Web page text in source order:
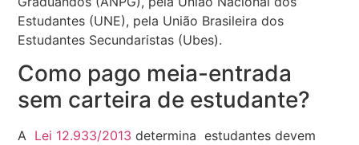
Estudantes (UNE), pela União Brasileira dos
Estudantes Secundaristas (Ubes).
Como pago meia-entrada
sem carteira de estudante?
A Lei 12.933/2013 determina estudantes devem